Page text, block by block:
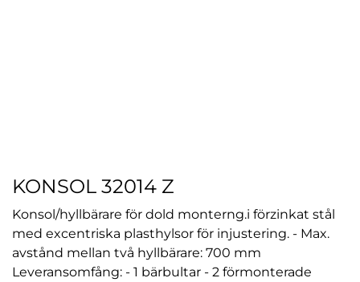
KONSOL 32014 Z
Konsol/hyllbärare för dold monterng.i förzinkat stål
med excentriska plasthylsor för injustering. - Max.
avstånd mellan två hyllbärare: 700 mm
Leveransomfång: - 1 bärbultar - 2 förmonterade